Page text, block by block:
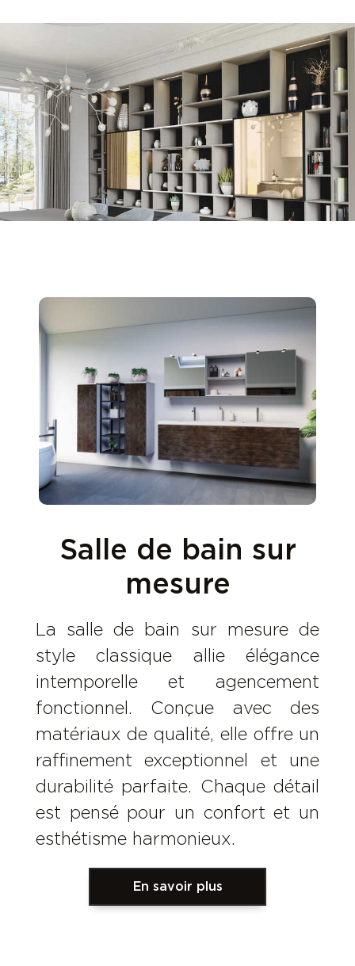
Salle de bain sur
mesure
La salle de bain sur mesure de
style classique allie élégance
intemporelle et agencement
fonctionnel. Conçue avec des
matériaux de qualité, elle offre un
raffinement exceptionnel et une
durabilité parfaite. Chaque détail
est pensé pour un confort et un
esthétisme harmonieux.
En savoir plus